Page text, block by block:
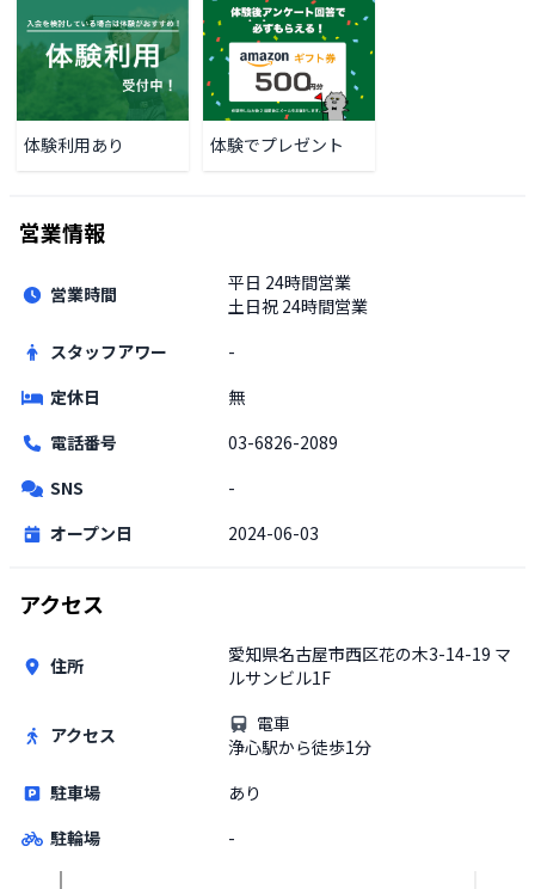
体験利用あり 体験でプレゼント
営業情報
営業時間 平日 24時間営業
土日祝 24時間営業
スタッフアワー
-
定休日
無
電話番号
03-6826-2089
SNS
-
オープン日
2024-06-03
アクセス
住所
愛知県名古屋市西区花の木3-14-19 マ
ルサンビル1F
アクセス
電車
浄心駅から徒歩1分
駐車場
あり
駐輪場
-